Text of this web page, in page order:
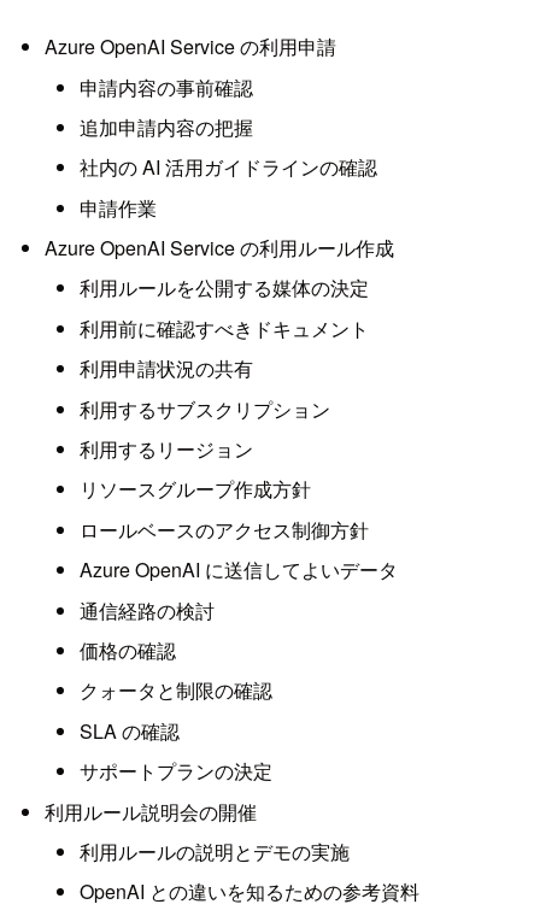
Azure OpenAI Service の利用申請
申請内容の事前確認
追加申請内容の把握
社内の AI 活用ガイドラインの確認
申請作業
Azure OpenAI Service の利用ルール作成
利用ルールを公開する媒体の決定
利用前に確認すべきドキュメント
利用申請状況の共有
利用するサブスクリプション
利用するリージョン
リソースグループ作成方針
ロールベースのアクセス制御方針
Azure OpenAI に送信してよいデータ
通信経路の検討
価格の確認
クォータと制限の確認
SLA の確認
サポートプランの決定
利用ルール説明会の開催
利用ルールの説明とデモの実施
OpenAI との違いを知るための参考資料